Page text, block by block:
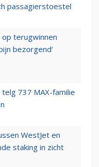
passagierstoestel
op terugwinnen
bezorgend’
737 MAX-familie
WestJet en
staking in zicht